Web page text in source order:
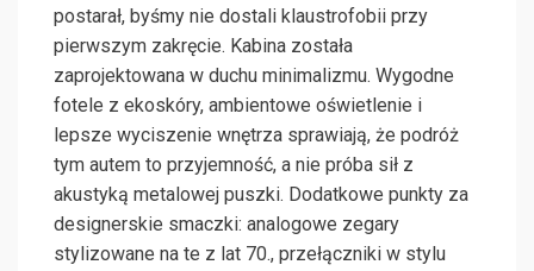
postarał, byśmy nie dostali klaustrofobii przy
pierwszym zakręcie. Kabina została
zaprojektowana w duchu minimalizmu. Wygodne
fotele z ekoskóry, ambientowe oświetlenie i
lepsze wyciszenie wnętrza sprawiają, że podróż
tym autem to przyjemność, a nie próba sił z
akustyką metalowej puszki. Dodatkowe punkty za
designerskie smaczki: analogowe zegary
stylizowane na te z lat 70., przełączniki w stylu